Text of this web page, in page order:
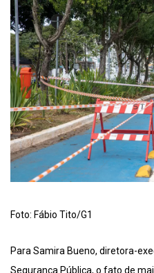
Foto: Fábio Tito/G1
Para Samira Bueno, diretora-
Segurança Pública, o fato de